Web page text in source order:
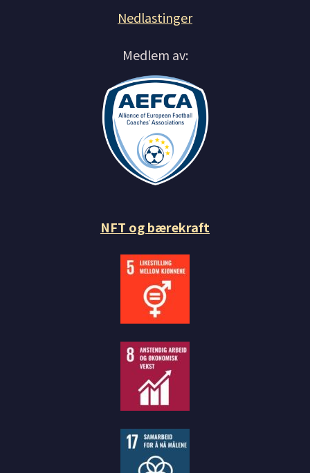
Nedlastinger
Medlem av:
NFT og bærekraft